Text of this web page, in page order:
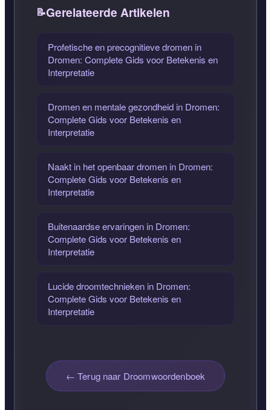
Gerelateerde Artikelen
Profetische en precognitieve dromen in
Dromen: Complete Gids voor Betekenis en
Interpretatie
Dromen en mentale gezondheid in Dromen:
Complete Gids voor Betekenis en
Interpretatie
Naakt in het openbaar dromen in Dromen:
Complete Gids voor Betekenis en
Interpretatie
Buitenaardse ervaringen in Dromen:
Complete Gids voor Betekenis en
Interpretatie
Lucide droomtechnieken in Dromen:
Complete Gids voor Betekenis en
Interpretatie
← Terug naar Droomwoordenboek